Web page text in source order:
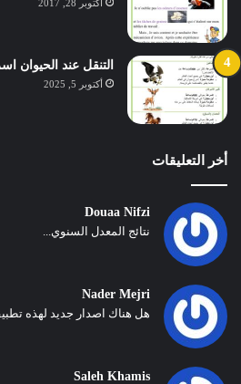
أكتوبر 28, 2017
التنقل عند الحيوان
أكتوبر 5, 2025
أخر التعليقات
Douaa Nifzi
نتائج المعدل السنوي...
Nader Mejri
هل هناك اصدار جديد لهذه
Saleh Khamis